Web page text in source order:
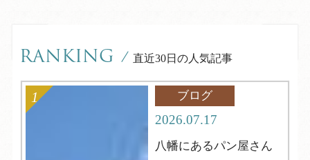
RANKING / 直近30日の人気記事
ブログ
2026.07.17
八幡にあるパン屋さん